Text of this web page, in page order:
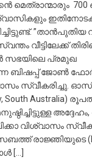
മെത്രാന്മാരും
”താൻപുതിയ
വീട്ടിലേക്ക്
സഭയിലെ പ്രമുഖ
ബിഷപ്പ് ജോൺ
സ്വീകരിച്ചു.
South Australia)
അദ്ദേഹം,
വിശ്വാസം
രാജ്ഞിയുടെ
[…]